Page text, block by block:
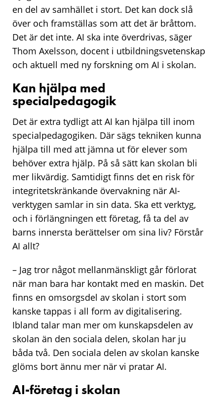
en del av samhället i stort. Det kan dock slå
över och framställas som att det är bråttom.
Det är det inte. AI ska inte överdrivas, säger
Thom Axelsson, docent i utbildningsvetenskap
och aktuell med ny forskning om AI i skolan.
Kan hjälpa med
specialpedagogik
Det är extra tydligt att AI kan hjälpa till inom
specialpedagogiken. Där sägs tekniken kunna
hjälpa till med att jämna ut för elever som
behöver extra hjälp. På så sätt kan skolan bli
mer likvärdig. Samtidigt finns det en risk för
integritetskränkande övervakning när AI-
verktygen samlar in sin data. Ska ett verktyg,
och i förlängningen ett företag, få ta del av
barns innersta berättelser om sina liv? Förstår
AI allt?
– Jag tror något mellanmänskligt går förlorat
när man bara har kontakt med en maskin. Det
finns en omsorgsdel av skolan i stort som
kanske tappas i all form av digitalisering.
Ibland talar man mer om kunskapsdelen av
skolan än den sociala delen, skolan har ju
båda två. Den sociala delen av skolan kanske
glöms bort ännu mer när vi pratar AI.
AI-företag i skolan